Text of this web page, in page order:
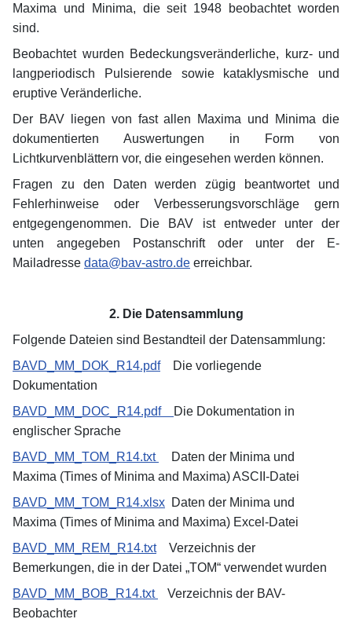
Maxima und Minima, die seit 1948 beobachtet worden
sind.
Beobachtet wurden Bedeckungsveränderliche, kurz- und
langperiodisch Pulsierende sowie kataklysmische und
eruptive Veränderliche.
Der BAV liegen von fast allen Maxima und Minima die
dokumentierten Auswertungen in Form von
Lichtkurvenblättern vor, die eingesehen werden können.
Fragen zu den Daten werden zügig beantwortet und
Fehlerhinweise oder Verbesserungsvorschläge gern
entgegengenommen. Die BAV ist entweder unter der
unten angegeben Postanschrift oder unter der E-
Mailadresse data@bav-astro.de erreichbar.
2. Die Datensammlung
Folgende Dateien sind Bestandteil der Datensammlung:
BAVD_MM_DOK_R14.pdfDie vorliegende
Dokumentation
BAVD_MM_DOC_R14.pdf
Die Dokumentation in
englischer Sprache
BAVD_MM_TOM_R14.txt
Daten der Minima und
Maxima (Times of Minima and Maxima) ASCII-Datei
BAVD_MM_TOM_R14.xlsx Daten der Minima und
Maxima (Times of Minima and Maxima) Excel-Datei
BAVD_MM_REM_R14.txtVerzeichnis der
Bemerkungen, die in der Datei „TOM“ verwendet wurden
BAVD_MM_BOB_R14.txt
Verzeichnis der BAV-
Beobachter